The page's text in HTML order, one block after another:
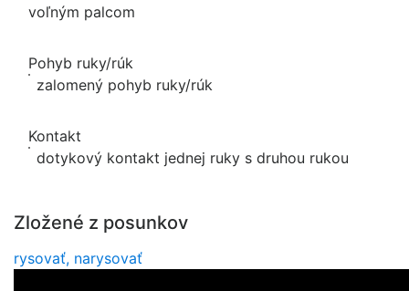
voľným palcom
Pohyb ruky/rúk
zalomený pohyb ruky/rúk
Kontakt
dotykový kontakt jednej ruky s druhou rukou
Zložené z posunkov
rysovať, narysovať